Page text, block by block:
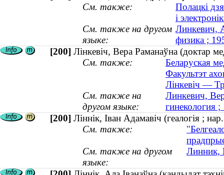
См. также:
Полацкі
і
См. также на другом
языке:
Линкевич,
физика ;
[200] Лінкевіч, Вера Раманаўна (доктар
См. также:
Беларуская
Факультэт
Лінкевіч —
См. также на
другом языке:
Линкевич,
гинекология
[200] Ліннік, Іван Адамавіч (геалогія ;
См. также:
См. также на другом
языке:
Линник,